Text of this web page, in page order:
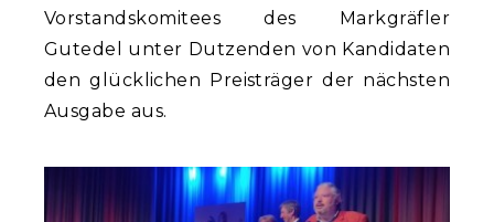
Vorstandskomitees des Markgräfler
Gutedel unter Dutzenden von Kandidaten
den glücklichen Preisträger der nächsten
Ausgabe aus.